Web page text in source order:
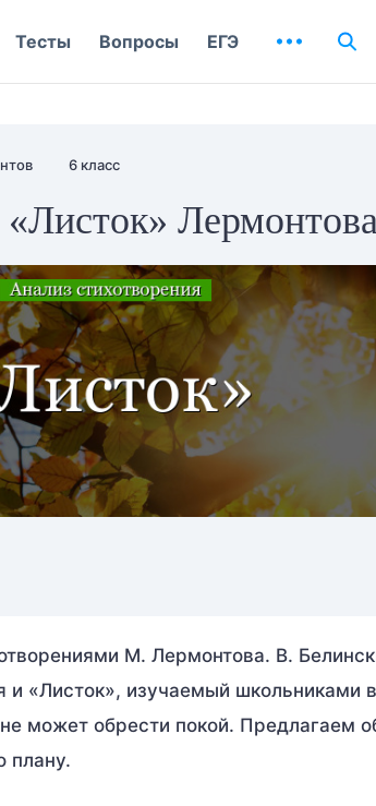
6 класс
М. Лермонтова. В.
и «Листок», изучаемый школьниками
может обрести покой. Предлагаем
плану.
Тесты Вопросы ЕГЭ